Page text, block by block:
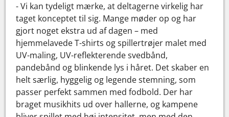
- Vi kan tydeligt mærke, at deltagerne virkelig har
taget konceptet til sig. Mange møder op og har
gjort noget ekstra ud af dagen – med
hjemmelavede T-shirts og spillertrøjer malet med
UV-maling, UV-reflekterende svedbånd,
pandebånd og blinkende lys i håret. Det skaber en
helt særlig, hyggelig og legende stemning, som
passer perfekt sammen med fodbold. Der har
braget musikhits ud over hallerne, og kampene